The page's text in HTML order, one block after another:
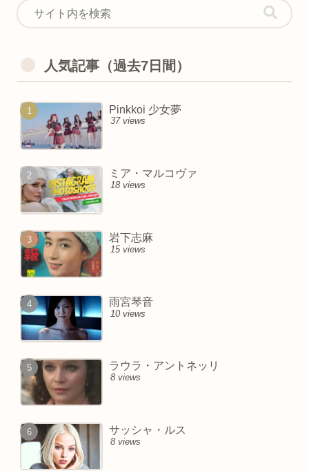
人気記事（過去7日間）
Pinkkoi 少女夢
37 views
ミア・マルコヴァ
18 views
岩下志麻
15 views
雨宮琴音
10 views
ラウラ・アントネッリ
8 views
サッシャ・ルス
8 views